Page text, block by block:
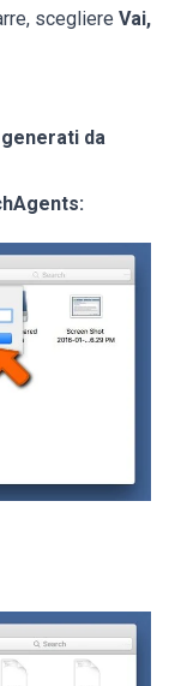
scegliere Vai,
da